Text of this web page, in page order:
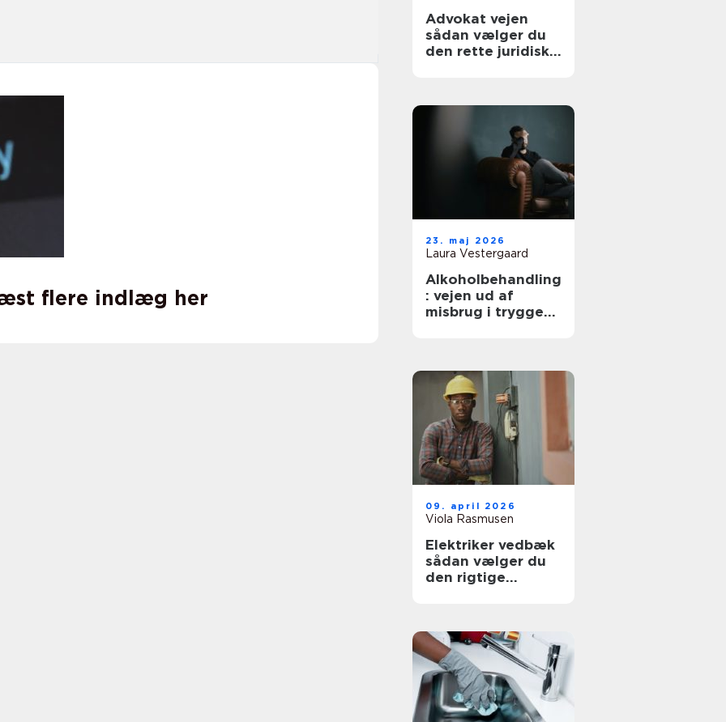
flere indlæg her
Advokat vejen
sådan vælger du
den rette juridiske
23. maj 2026
Laura Vestergaard
Alkoholbehandling
: vejen ud af
misbrug i trygge
09. april 2026
Viola Rasmusen
Elektriker vedbæk
sådan vælger du
den rigtige